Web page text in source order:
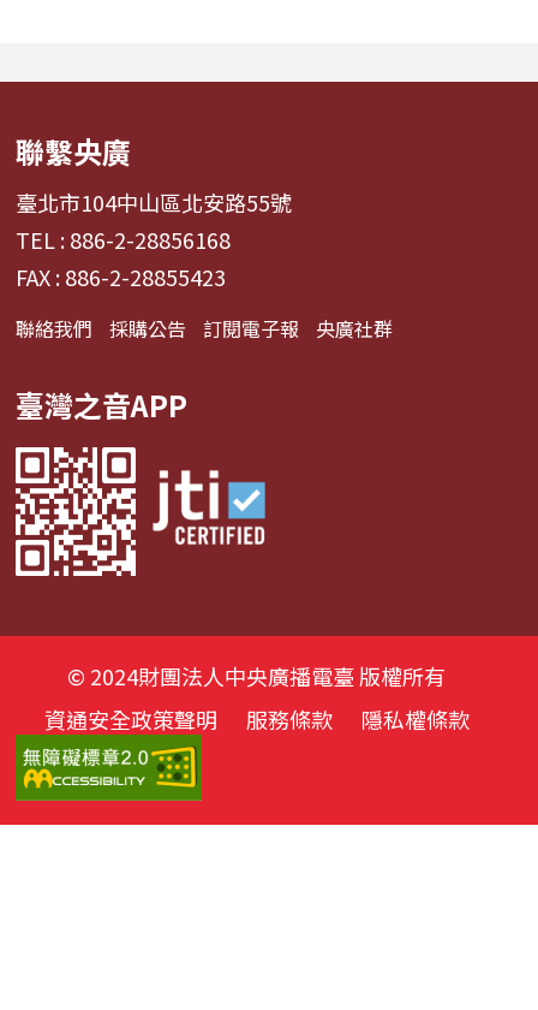
啦啦隊...
舞、想流淚...
聯繫央廣
臺北市104中山區北安路55號
TEL : 886-2-28856168
FAX : 886-2-28855423
聯絡我們 採購公告 訂閱電子報 央廣社群
臺灣之音APP
© 2024財團法人中央廣播電臺 版權所有
資通安全政策聲明
服務條款 隱私權條款